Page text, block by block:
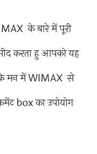
के बारे में पूरी
करता हु आपको यह
मन में WIMAX से
box का उपोयोग